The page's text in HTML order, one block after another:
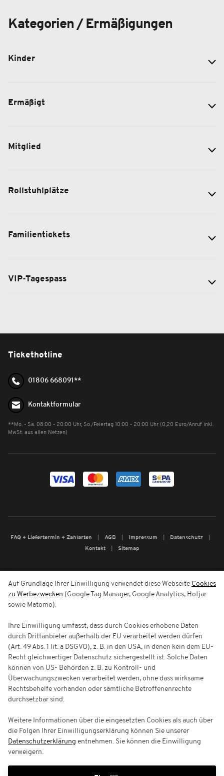
Kategorien / Ermäßigungen
Kinder
Ermäßigt
Mitglied
Rollstuhlplätze
Familientickets
VIP-Tagespass
Tickethotline
01806 668091**
Kontaktformular
**Mo. - Sa. 08:00 - 20:00 Uhr, So./Feiertag 10:00 - 20:00 Uhr (0,20 Euro/Anruf inkl.
MwSt. aus allen Netzen)
FAQ + Liefertermin + Zahlarten AGB Impressum
Datenschutz
Kontakt
Sitemap
Auf Grundlage Ihrer Einwilligung verwendet diese Webseite Cookies
zu Werbezwecken (Google Tag Manager, Google Analytics, Hotjar
sowie Matomo).
Ihre Einwilligung umfasst, dass durch Cookies erhobene Daten
durch Drittanbieter außerhalb der EU verarbeitet werden dürfen
(Art. 49 Abs. 1 lit. a DSGVO), z. B. in den USA, in denen kein dem EU-
Recht gleichwertiger Datenschutz sichergestellt ist. Solche Daten
können von US- Behörden z. B. zu Kontroll- und
Überwachungszwecken verarbeitet werden, ohne dass wirksame
Rechtsbehelfe vorhanden oder sämtliche Betroffenenrechte
durchsetzbar sind.
Weitere Informationen über die eingesetzten Cookies als auch über
die Folgen Ihrer Einwilligungserklärung können Sie unserer
Datenschutzerklärung entnehmen. Sie können die Einwilligung
verweigern.